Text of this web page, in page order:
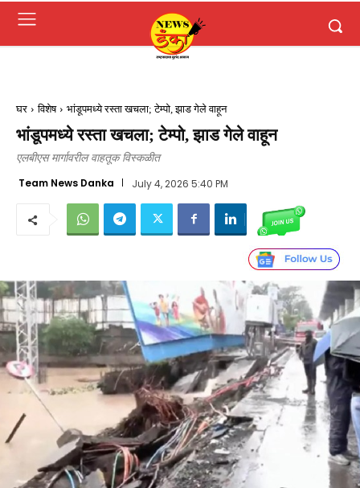
घर विशेष भांडूपमध्ये रस्ता खचला; टेम्पो, झाड गेले वाहून
भांडूपमध्ये रस्ता खचला; टेम्पो, झाड गेले वाहून
एलबीएस मार्गावरील वाहतूक विस्कळीत
Team News Danka July 4, 2026 5:40 PM